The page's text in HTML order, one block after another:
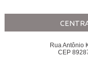
Rua Antônio
CEP